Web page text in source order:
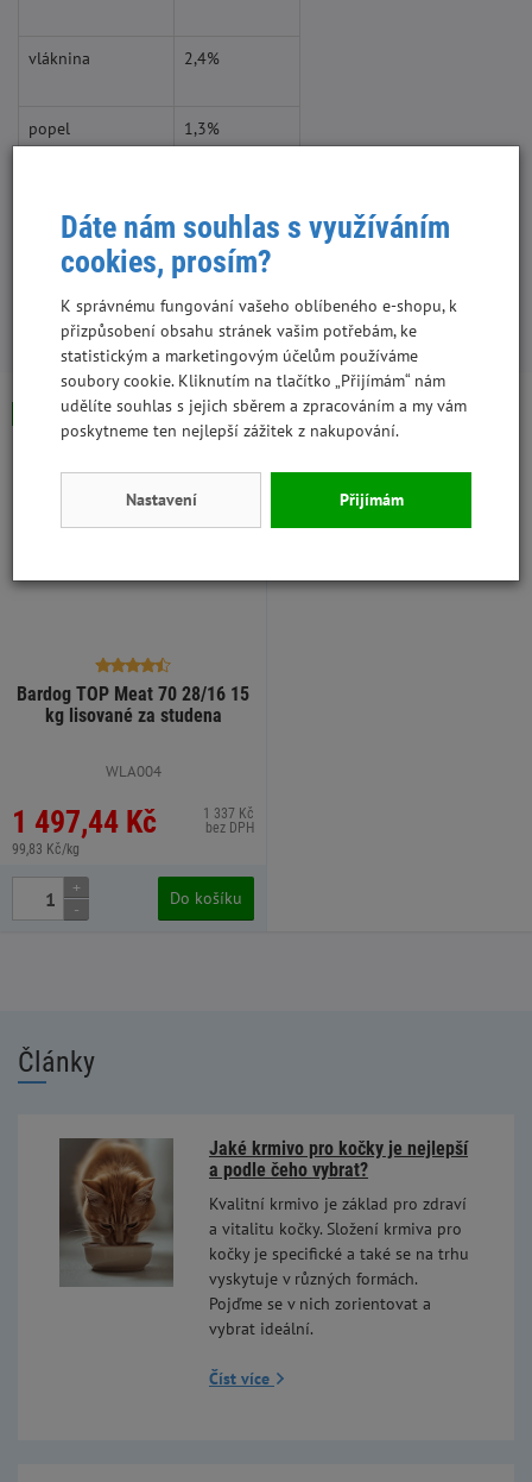
vláknina 2,4%
popel 1,3%
S tímto produktem lidé kupují:
Bardog TOP Meat 70 28/16 15
kg lisované za studena
WLA004
1 497,44 Kč
99,83 Kč/kg
1 337 Kč
bez DPH
Skladem
+
-
Do košíku
Články
Jaké krmivo pro kočky je nejlepší
a podle čeho vybrat?
Kvalitní krmivo je základ pro zdraví
a vitalitu kočky. Složení krmiva pro
kočky je specifické a také se na trhu
vyskytuje v různých formách.
Pojďme se v nich zorientovat a
vybrat ideální.
Číst více
Dáte nám souhlas s využíváním
cookies, prosím?
K správnému fungování vašeho oblíbeného e-shopu, k
přizpůsobení obsahu stránek vašim potřebám, ke
statistickým a marketingovým účelům používáme
soubory cookie. Kliknutím na tlačítko „Přijímám“ nám
udělíte souhlas s jejich sběrem a zpracováním a my vám
poskytneme ten nejlepší zážitek z nakupování.
Nastavení Přijímám